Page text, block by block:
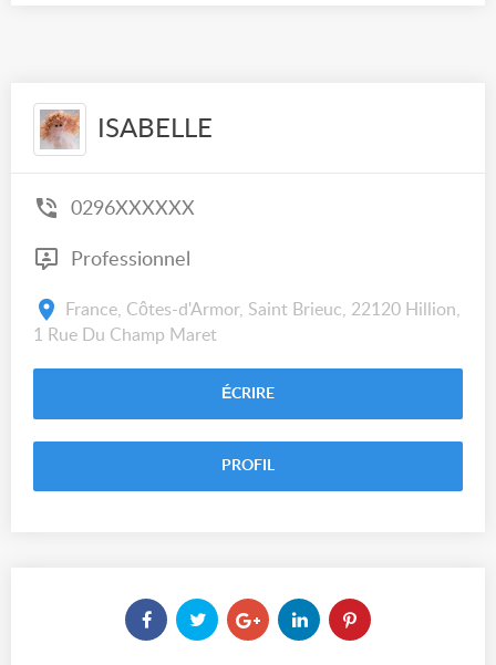
ISABELLE
0296XXXXXX
Professionnel
France, Côtes-d'Armor, Saint Brieuc, 22120 Hillion,
1 Rue Du Champ Maret
ÉCRIRE
PROFIL